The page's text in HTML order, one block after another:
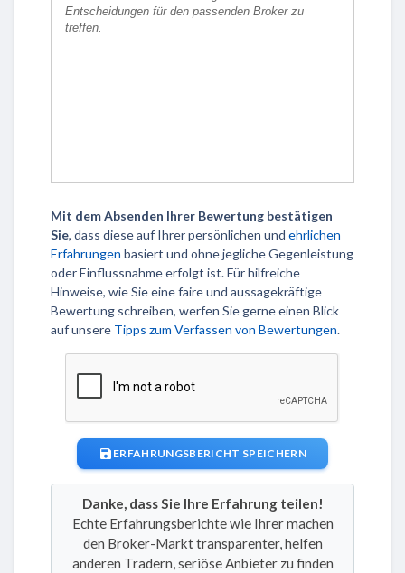
Mit dem Absenden Ihrer Bewertung bestätigen
Sie, dass diese auf Ihrer persönlichen und ehrlichen
Erfahrungen basiert und ohne jegliche Gegenleistung
oder Einflussnahme erfolgt ist. Für hilfreiche
Hinweise, wie Sie eine faire und aussagekräftige
Bewertung schreiben, werfen Sie gerne einen Blick
auf unsere Tipps zum Verfassen von Bewertungen.
ERFAHRUNGSBERICHT SPEICHERN
Danke, dass Sie Ihre Erfahrung teilen!
Echte Erfahrungsberichte wie Ihrer machen
den Broker-Markt transparenter, helfen
anderen Tradern, seriöse Anbieter zu finden